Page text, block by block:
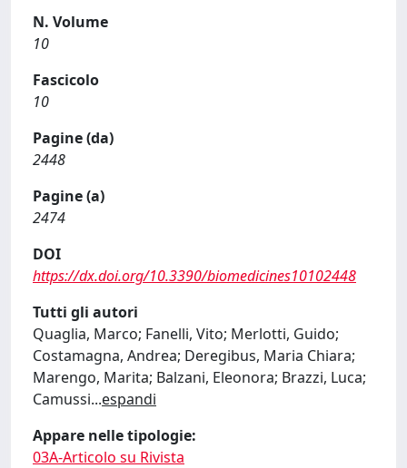
N. Volume
10
Fascicolo
10
Pagine (da)
2448
Pagine (a)
2474
DOI
https://dx.doi.org/10.3390/biomedicines10102448
Tutti gli autori
Quaglia, Marco; Fanelli, Vito; Merlotti, Guido;
Costamagna, Andrea; Deregibus, Maria Chiara;
Marengo, Marita; Balzani, Eleonora; Brazzi, Luca;
Camussi...espandi
Appare nelle tipologie:
03A-Articolo su Rivista